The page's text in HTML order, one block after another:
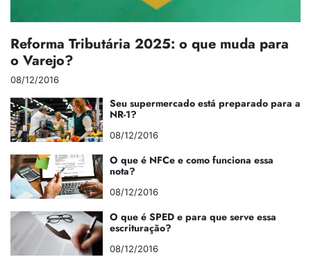
Reforma Tributária 2025: o que muda para
o Varejo?
08/12/2016
Seu supermercado está preparado para a
NR-1?
08/12/2016
O que é NFCe e como funciona essa
nota?
08/12/2016
O que é SPED e para que serve essa
escrituração?
08/12/2016